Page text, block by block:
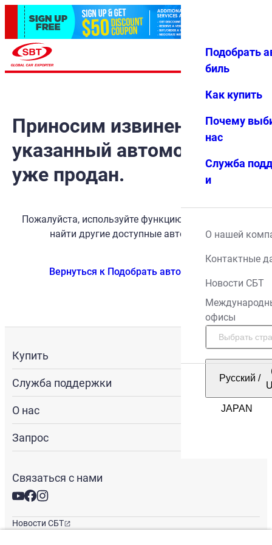
Избранн
Меню
Подобрать
биль
Как купить
Почему
нас
Служба
и
О нашей
Контактные
Новости СБТ
офисы
Русский /
Приносим извинения, но
указанный автомобиль
уже продан.
Пожалуйста, используйте функцию поиска, чтобы
найти другие доступные автомобили.
Вернуться к Подобрать автомобиль
Купить
Служба поддержки
О нас
Запрос
Связаться с нами
Новости СБТ